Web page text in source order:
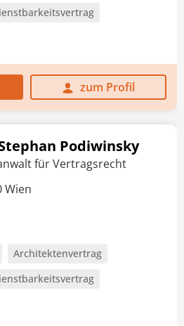
zum Profil
Podiwinsky
für Vertragsrecht
Wien
Architektenvertrag